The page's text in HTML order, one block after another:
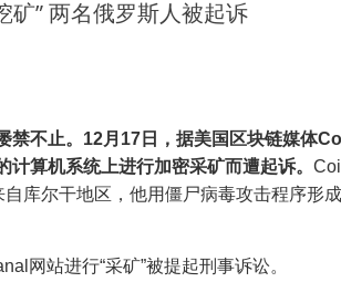
矿” 两名俄罗斯人被起诉
禁不止。12月17日，据美国区块链媒体
算机系统上进行加密采矿而遭起诉。
库尔干地区，他用僵尸病毒攻击程序形
网站进行“采矿”被提起刑事诉讼。